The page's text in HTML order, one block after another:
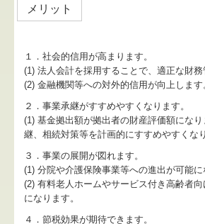
メリット
１．社会的信用が高まります。
(1) 法人会計を採用することで、適正な財務
(2) 金融機関等への対外的信用が向上します
２．事業承継がすすめやすくなります。
(1) 基金拠出額が拠出者の財産評価額にな
継、相続対策等を計画的にすすめやすくな
３．事業の展開が図れます。
(1) 分院や介護保険事業等への進出が可能に
(2) 有料老人ホームやサービス付き高齢者
になります。
４．節税効果が期待できます。